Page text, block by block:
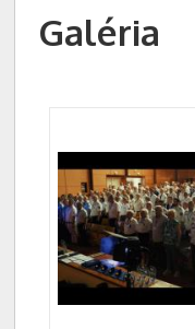
Galéria